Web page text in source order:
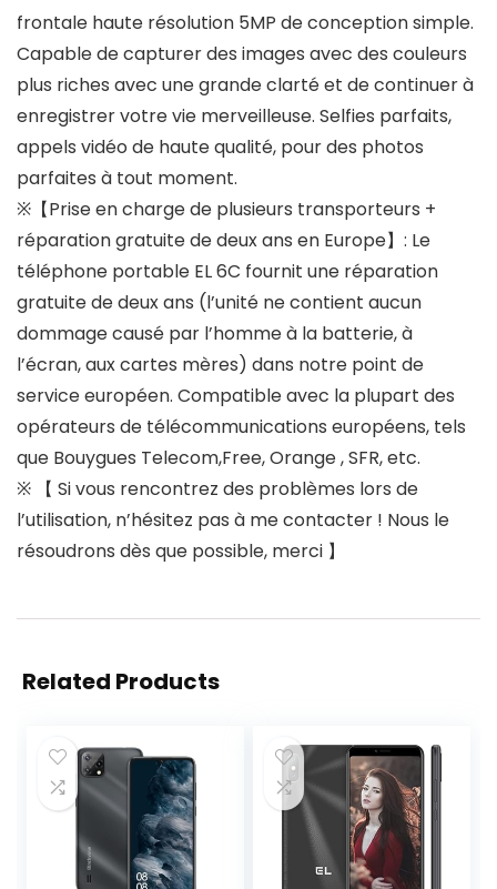
frontale haute résolution 5MP de conception simple.
Capable de capturer des images avec des couleurs
plus riches avec une grande clarté et de continuer à
enregistrer votre vie merveilleuse. Selfies parfaits,
appels vidéo de haute qualité, pour des photos
parfaites à tout moment.
※【Prise en charge de plusieurs transporteurs +
réparation gratuite de deux ans en Europe】: Le
téléphone portable EL 6C fournit une réparation
gratuite de deux ans (l’unité ne contient aucun
dommage causé par l’homme à la batterie, à
l’écran, aux cartes mères) dans notre point de
service européen. Compatible avec la plupart des
opérateurs de télécommunications européens, tels
que Bouygues Telecom,Free, Orange , SFR, etc.
※ 【 Si vous rencontrez des problèmes lors de
l’utilisation, n’hésitez pas à me contacter ! Nous le
résoudrons dès que possible, merci 】
Related Products